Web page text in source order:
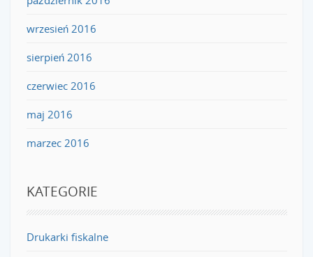
wrzesień 2016
sierpień 2016
czerwiec 2016
maj 2016
marzec 2016
KATEGORIE
Drukarki fiskalne